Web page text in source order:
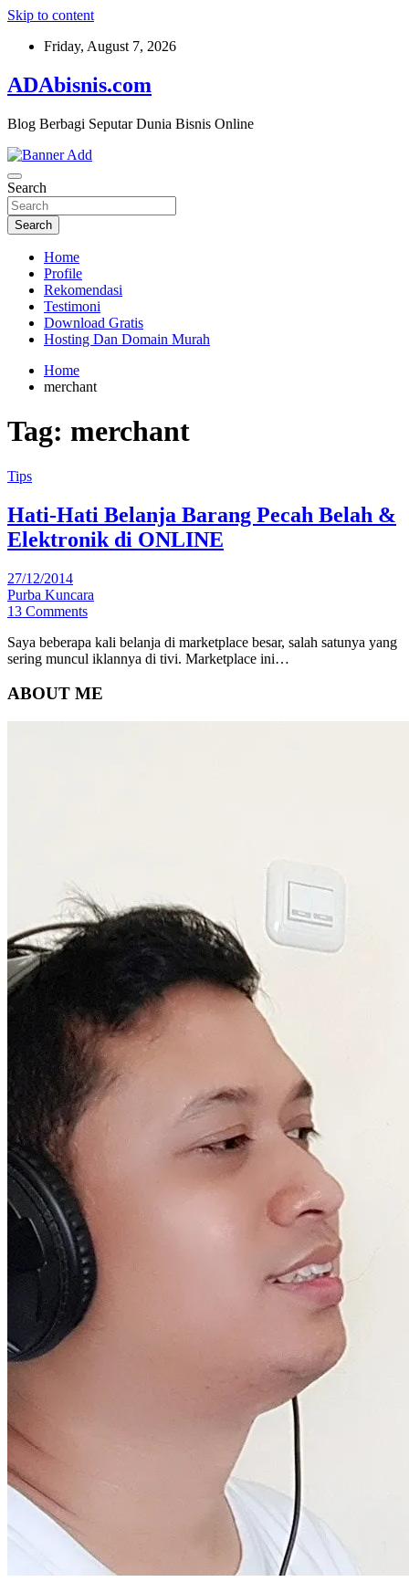
Skip to content
Friday, August 7, 2026
ADAbisnis.com
Blog Berbagi Seputar Dunia Bisnis Online
Search
Search
Home
Profile
Rekomendasi
Testimoni
Download Gratis
Hosting Dan Domain Murah
Home
merchant
Tag: merchant
Tips
Hati-Hati Belanja Barang Pecah Belah &
Elektronik di ONLINE
27/12/2014
Purba Kuncara
13 Comments
Saya beberapa kali belanja di marketplace besar, salah satunya yang
sering muncul iklannya di tivi. Marketplace ini…
ABOUT ME